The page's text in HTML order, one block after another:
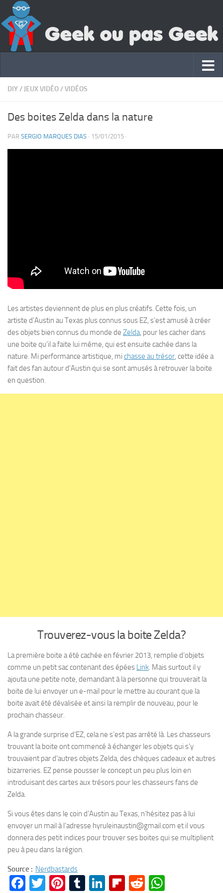
DIY/ JEUX VIDÉO/VIDÉOS
Des boites Zelda dans la nature
PAR SERGIO MARQUES DIAS · 15/01/2015 ·
Les artistes deviennent de plus en plus créatifs. Cette fois, un
artiste d’Austin au Texas plus connus sous EZ, s’est amusé à créer
des objets bien connus du monde de Zelda, pour les cacher dans
une boite qu’il a faite lui même, qui est ensuite cachée dans la
nature. Mi performance artistique, mi chasse au trésor, cette idée a
fait des fan autour d’Austin qui se sont amusés à retrouver la boite
en question.
Trouverez-vous la boite Zelda?
La première boite a été cachée en février 2013, remplie d’objets
comme un petit sac contenant des épées Link. Mais surtout il y
ajouta une petite note, demandant à la personne qui trouverait la
boite de lui envoyer un e-mail pour le mettre au courant que la
boite avait été dévalisée et ainsi la remplir de nouveau, pour le
prochain chasseur.
A la grande surprise d’EZ, cela ne s’est pas arrêté là. Les chasseurs
trouvant la boite ont commencé à échanger les objets qui s’y
trouvaient par d’autres objets Zelda, des chèques cadeaux et autres
bizarreries. EZ pense pousser le concept un peu plus loin en
introduisant des cartes aux trésors pour les chasseurs fans de
Zelda.
Si vous êtes dans le coin d’Austin au Texas, n’hésitez pas à lui
envoyer un mail à l’adresse hyruleinaustin@gmail.com et il vous
donnera des petit indices pour trouver ses boites qui se multiplient
peu à peu dans la région.
Source : Nerdbastards
Facebook
Twitter
Pinterest
Tumblr
LinkedIn
Flipboard
Reddit